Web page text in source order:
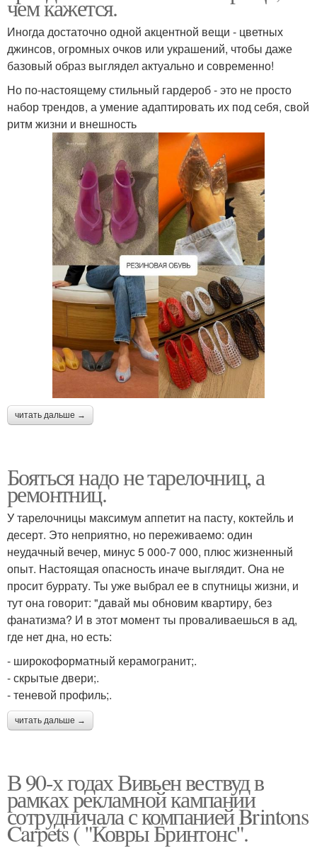
чем кажется.
Иногда достаточно одной акцентной вещи - цветных
джинсов, огромных очков или украшений, чтобы даже
базовый образ выглядел актуально и современно!
Но по-настоящему стильный гардероб - это не просто
набор трендов, а умение адаптировать их под себя, свой
ритм жизни и внешность
читать дальше →
Бояться надо не тарелочниц, а
ремонтниц.
У тарелочницы максимум аппетит на пасту, коктейль и
десерт. Это неприятно, но переживаемо: один
неудачный вечер, минус 5 000-7 000, плюс жизненный
опыт. Настоящая опасность иначе выглядит. Она не
просит буррату. Ты уже выбрал ее в спутницы жизни, и
тут она говорит: "давай мы обновим квартиру, без
фанатизма? И в этот момент ты проваливаешься в ад,
где нет дна, но есть:
- широкоформатный керамогранит;.
- скрытые двери;.
- теневой профиль;.
читать дальше →
В 90-х годах Вивьен вествуд в
рамках рекламной кампании
сотрудничала с компанией Brintons
Carpets ( "Ковры Бринтонс".